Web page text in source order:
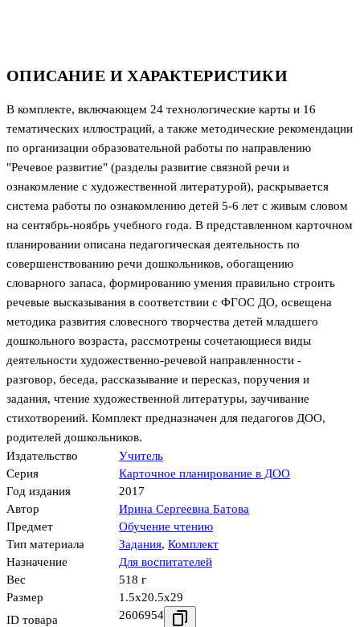
ОПИСАНИЕ И ХАРАКТЕРИСТИКИ
В комплекте, включающем 24 технологические карты и 16
тематических иллюстраций, а также методические рекомендации
по организации образовательной работы по направлению
"Речевое развитие" (разделы развитие связной речи и
ознакомление с художественной литературой), раскрывается
система работы по ознакомлению детей 5-6 лет с живым словом
на сентябрь-ноябрь учебного года. В представленном карточном
планировании описана педагогическая деятельность по
совершенствованию речи дошкольников, обогащению
словарного запаса, формированию умения правильно строить
речевые высказывания в соответствии с ФГОС ДО, освещена
методика развития словесного творчества детей младшего
дошкольного возраста, рассмотрены сочетающиеся виды
деятельности художественно-речевой направленности -
разговор, беседа, рассказывание и пересказ, поручения и
задания, чтение художественной литературы, заучивание
стихотворений. Комплект предназначен для педагогов ДОО,
родителей дошкольников.
Издательство
Учитель
Серия
Карточное планирование в ДОО
Год издания
2017
Автор
Ирина Сергеевна Батова
Предмет
Обучение чтению
Тип материала
Задания, Комплект
Назначение
Для воспитателей
Вес
518 г
Размер
1.5x20.5x29
ID товара
2606954